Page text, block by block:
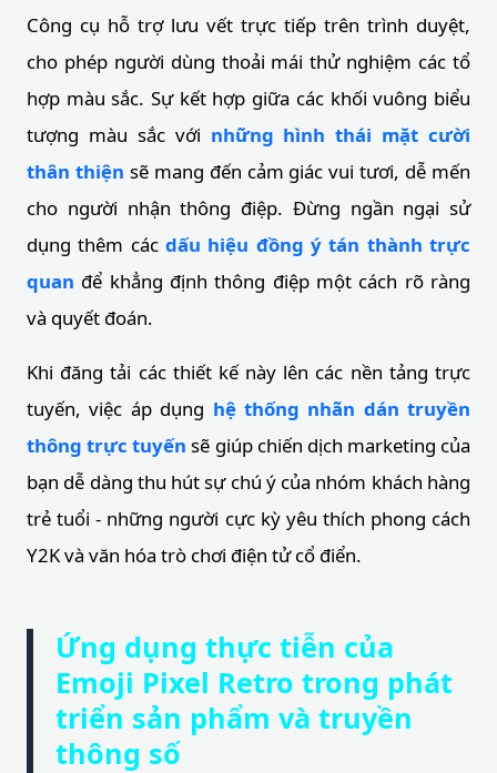
Công cụ hỗ trợ lưu vết trực tiếp trên trình duyệt,
cho phép người dùng thoải mái thử nghiệm các tổ
hợp màu sắc. Sự kết hợp giữa các khối vuông biểu
tượng màu sắc với những hình thái mặt cười
thân thiện sẽ mang đến cảm giác vui tươi, dễ mến
cho người nhận thông điệp. Đừng ngần ngại sử
dụng thêm các dấu hiệu đồng ý tán thành trực
quan để khẳng định thông điệp một cách rõ ràng
và quyết đoán.
Khi đăng tải các thiết kế này lên các nền tảng trực
tuyến, việc áp dụng hệ thống nhãn dán truyền
thông trực tuyến sẽ giúp chiến dịch marketing của
bạn dễ dàng thu hút sự chú ý của nhóm khách hàng
trẻ tuổi - những người cực kỳ yêu thích phong cách
Y2K và văn hóa trò chơi điện tử cổ điển.
Ứng dụng thực tiễn của
Emoji Pixel Retro trong phát
triển sản phẩm và truyền
thông số